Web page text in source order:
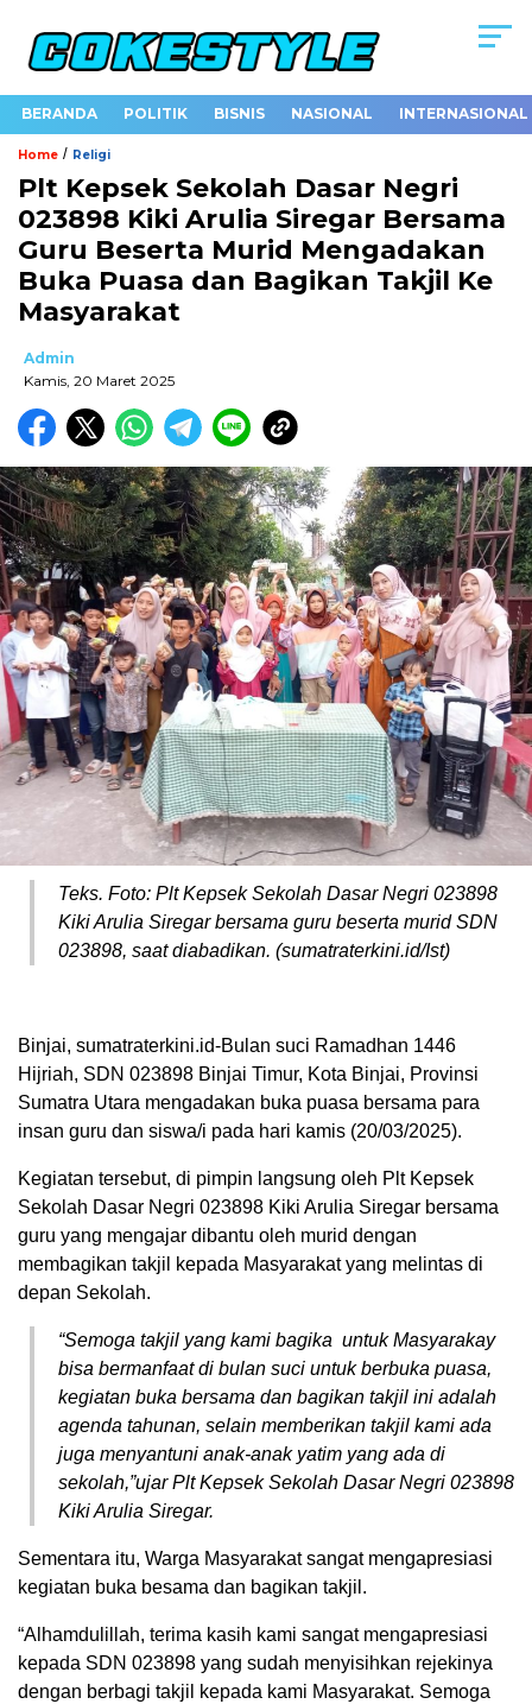
BERANDA POLITIK BISNIS NASIONAL INTERNASIONAL
Home / Religi
Plt Kepsek Sekolah Dasar Negri
023898 Kiki Arulia Siregar Bersama
Guru Beserta Murid Mengadakan
Buka Puasa dan Bagikan Takjil Ke
Masyarakat
Admin
Kamis, 20 Maret 2025
Teks. Foto: Plt Kepsek Sekolah Dasar Negri 023898
Kiki Arulia Siregar bersama guru beserta murid SDN
023898, saat diabadikan. (sumatraterkini.id/Ist)
Binjai, sumatraterkini.id-Bulan suci Ramadhan 1446
Hijriah, SDN 023898 Binjai Timur, Kota Binjai, Provinsi
Sumatra Utara mengadakan buka puasa bersama para
insan guru dan siswa/i pada hari kamis (20/03/2025).
Kegiatan tersebut, di pimpin langsung oleh Plt Kepsek
Sekolah Dasar Negri 023898 Kiki Arulia Siregar bersama
guru yang mengajar dibantu oleh murid dengan
membagikan takjil kepada Masyarakat yang melintas di
depan Sekolah.
“Semoga takjil yang kami bagika untuk Masyarakay
bisa bermanfaat di bulan suci untuk berbuka puasa,
kegiatan buka bersama dan bagikan takjil ini adalah
agenda tahunan, selain memberikan takjil kami ada
juga menyantuni anak-anak yatim yang ada di
sekolah,”ujar Plt Kepsek Sekolah Dasar Negri 023898
Kiki Arulia Siregar.
Sementara itu, Warga Masyarakat sangat mengapresiasi
kegiatan buka besama dan bagikan takjil.
“Alhamdulillah, terima kasih kami sangat mengapresiasi
kepada SDN 023898 yang sudah menyisihkan rejekinya
dengan berbagi takjil kepada kami Masyarakat. Semoga